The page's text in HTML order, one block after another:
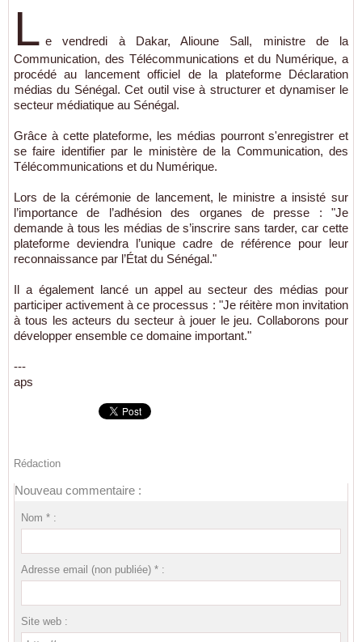
L e vendredi à Dakar, Alioune Sall, ministre de la
Communication, des Télécommunications et du Numérique, a
procédé au lancement officiel de la plateforme Déclaration
médias du Sénégal. Cet outil vise à structurer et dynamiser le
secteur médiatique au Sénégal.
Grâce à cette plateforme, les médias pourront s'enregistrer et
se faire identifier par le ministère de la Communication, des
Télécommunications et du Numérique.
Lors de la cérémonie de lancement, le ministre a insisté sur
l’importance de l’adhésion des organes de presse : "Je
demande à tous les médias de s’inscrire sans tarder, car cette
plateforme deviendra l’unique cadre de référence pour leur
reconnaissance par l’État du Sénégal."
Il a également lancé un appel au secteur des médias pour
participer activement à ce processus : "Je réitère mon invitation
à tous les acteurs du secteur à jouer le jeu. Collaborons pour
développer ensemble ce domaine important."
---
aps
Rédaction
Nouveau commentaire :
Nom * :
Adresse email (non publiée) * :
Site web :